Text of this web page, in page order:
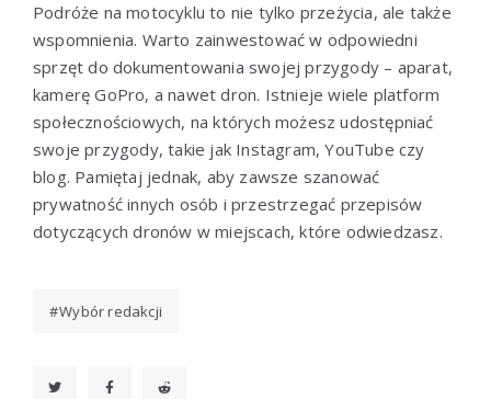
Podróże na motocyklu to nie tylko przeżycia, ale także
wspomnienia. Warto zainwestować w odpowiedni
sprzęt do dokumentowania swojej przygody – aparat,
kamerę GoPro, a nawet dron. Istnieje wiele platform
społecznościowych, na których możesz udostępniać
swoje przygody, takie jak Instagram, YouTube czy
blog. Pamiętaj jednak, aby zawsze szanować
prywatność innych osób i przestrzegać przepisów
dotyczących dronów w miejscach, które odwiedzasz.
Wybór redakcji